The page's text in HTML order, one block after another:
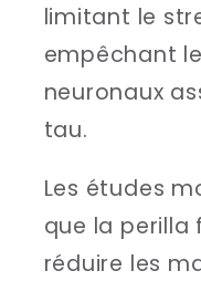
limitant le
empêchant
neuronaux
tau.
Les études
que la perilla
réduire les